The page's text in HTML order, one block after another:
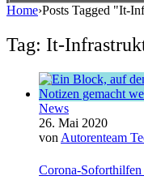
Home›Posts Tagged "It-
Tag: It-
News
26. Mai 2020
von Autorenteam
Corona-